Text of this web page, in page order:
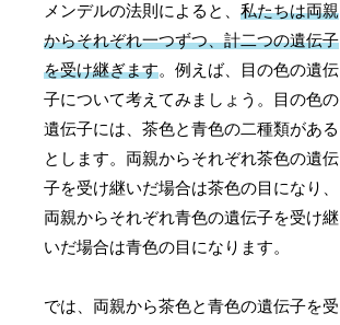
メンデルの法則によると、私たちは両親
からそれぞれ一つずつ、計二つの遺伝子
を受け継ぎます。例えば、目の色の遺伝
子について考えてみましょう。目の色の
遺伝子には、茶色と青色の二種類がある
とします。両親からそれぞれ茶色の遺伝
子を受け継いだ場合は茶色の目になり、
両親からそれぞれ青色の遺伝子を受け継
いだ場合は青色の目になります。
では、両親から茶色と青色の遺伝子を受